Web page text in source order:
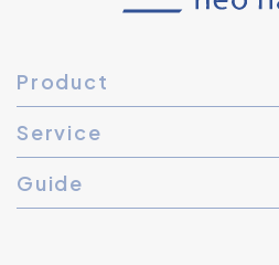
Product
Service
Guide